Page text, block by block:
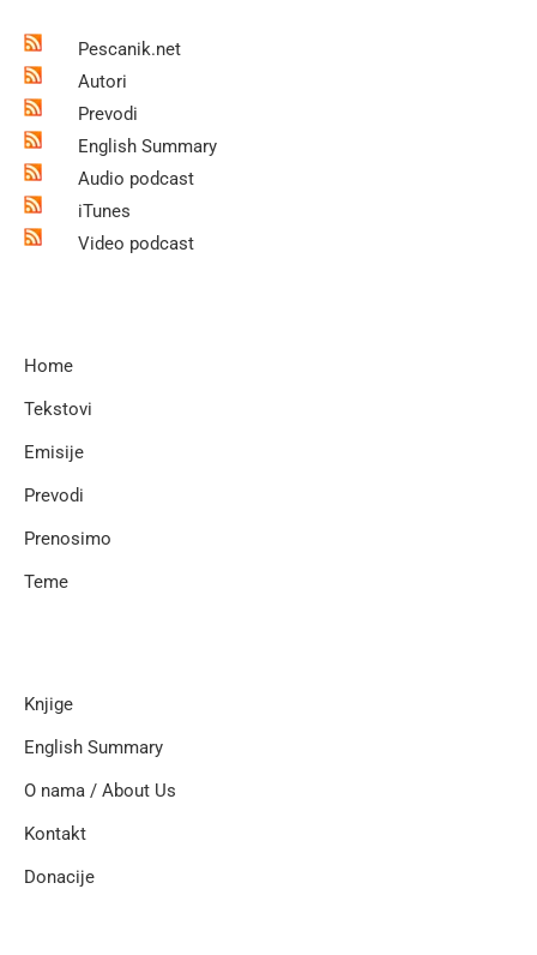
Pescanik.net
Autori
Prevodi
English Summary
Audio podcast
iTunes
Video podcast
Home
Tekstovi
Emisije
Prevodi
Prenosimo
Teme
Knjige
English Summary
O nama / About Us
Kontakt
Donacije